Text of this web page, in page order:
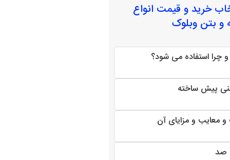
خرید و قیمت انواع
و بتن وبلوک
چرا استفاده می شود؟
پیش ساخته
معایب و مزایای آن
صد